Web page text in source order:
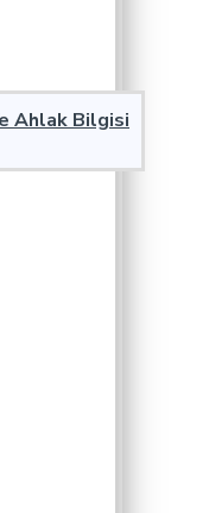
Ahlak Bilgisi